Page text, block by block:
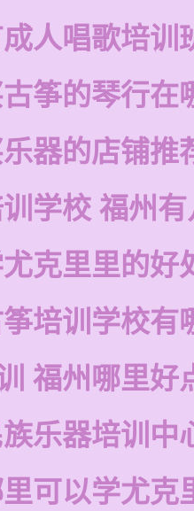
人唱歌培训
筝的琴行在
器的店铺推
学校 福州
克里里的好
培训学校有
福州哪里好
乐器培训中
可以学尤克